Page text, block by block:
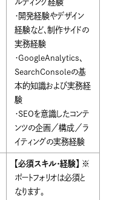
・開発経験やデザイン
経験など、制作サイドの
実務経験
・GoogleAnalytics、
SearchConsoleの基
本的知識および実務経
験
・SEOを意識したコンテ
ンツの企画／構成／ラ
イティングの実務経験
【必須スキル・経験】 ※
ポートフォリオは必須と
なります。